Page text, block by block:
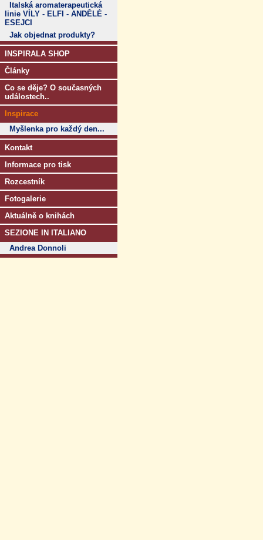
Italská aromaterapeutická
linie VÍLY - ELFI - ANDĚLÉ -
ESEJCI
Jak objednat produkty?
INSPIRALA SHOP
Články
Co se děje? O současných
událostech..
Inspirace
Myšlenka pro každý den...
Kontakt
Informace pro tisk
Rozcestník
Fotogalerie
Aktuálně o knihách
SEZIONE IN ITALIANO
Andrea Donnoli